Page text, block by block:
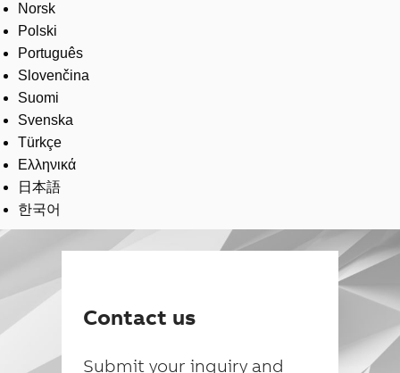
Norsk
Polski
Português
Slovenčina
Suomi
Svenska
Türkçe
Ελληνικά
日本語
한국어
Contact us
Submit your inquiry and